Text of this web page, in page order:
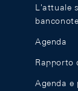
L'attuale
banconote
Agenda
Rapporto
Agenda e